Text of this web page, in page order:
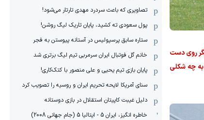
روی دست
به چه شکلی
تصاویری که باعث سردرد مهدی تارتار می‌شود!
پول سعودی ته کشید، پایان تاریک لیگ روشن!
ستاره سابق پرسپولیس در آستانه پیوستن به فجر
خانم گل فوتبال ایران سرمربی تیم لیگ برتری شد
پایان بازی تیم یحیی و علی منصور با کتک‌کاری!
سنای آمریکا لایحه تحریم ایران و روسیه را تصویب کرد
دلیل غیبت کاپیتان استقلال در بازی دوستانه
خاطره انگیز، ایران 5 - ایتالیا 5 (جام جهانی 2008)